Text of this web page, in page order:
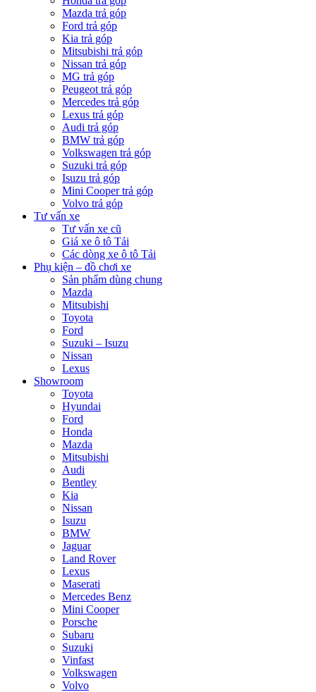
Mazda trả góp
Ford trả góp
Kia trả góp
Mitsubishi trả góp
Nissan trả góp
MG trả góp
Peugeot trả góp
Mercedes trả góp
Lexus trả góp
Audi trả góp
BMW trả góp
Volkswagen trả góp
Suzuki trả góp
Isuzu trả góp
Mini Cooper trả góp
Volvo trả góp
Tư vấn xe
Tư vấn xe cũ
Giá xe ô tô Tải
Các dòng xe ô tô Tải
Phụ kiện – đồ chơi xe
Sản phẩm dùng chung
Mazda
Mitsubishi
Toyota
Ford
Suzuki – Isuzu
Nissan
Lexus
Showroom
Toyota
Hyundai
Ford
Honda
Mazda
Mitsubishi
Audi
Bentley
Kia
Nissan
Isuzu
BMW
Jaguar
Land Rover
Lexus
Maserati
Mercedes Benz
Mini Cooper
Porsche
Subaru
Suzuki
Vinfast
Volkswagen
Volvo